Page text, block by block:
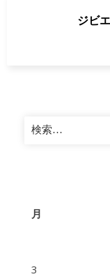
ジビ
検
索:
月
3